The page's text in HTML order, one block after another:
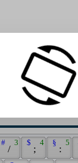
extended
/
3
#
;
4
$
:
5
§